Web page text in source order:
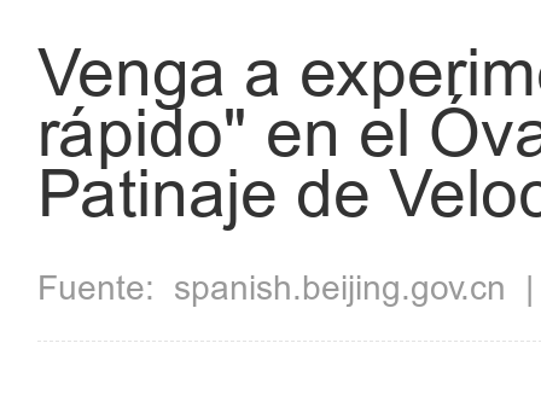
Venga a
rápido" en el
Patinaje de
Fuente: spanish.beijing.gov.cn